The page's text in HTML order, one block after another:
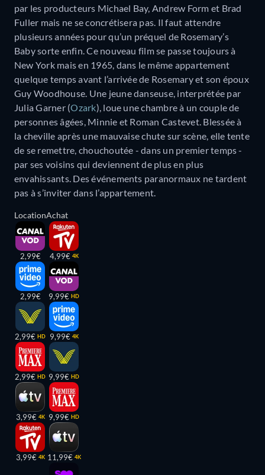
par les producteurs Michael Bay, Andrew Form et Brad
Fuller mais ne se concrétisera pas. Il faut attendre
plusieurs années pour qu’un préquel de Rosemary’s
Baby sorte enfin. Ce nouveau film se passe toujours à
New York mais en 1965, dans le même appartement
quelque temps avant l’arrivée de Rosemary et son époux
Guy Woodhouse. Une jeune danseuse, interprétée par
Julia Garner (Ozark), loue une chambre à un couple de
personnes âgées, Minnie et Roman Castevet. Blessée à
la cheville après une mauvaise chute sur scène, elle tente
de se remettre, chouchoutée - dans un premier temps -
par ses voisins qui deviennent de plus en plus
envahissants. Des événements paranormaux ne tardent
pas à s’inviter dans l’appartement.
Location
2,99€
2,99€
2,99€ HD
2,99€ HD
3,99€ 4K
3,99€ 4K
Achat
4,99€ 4K
9,99€ HD
9,99€ 4K
9,99€ HD
9,99€ HD
11,99€ 4K